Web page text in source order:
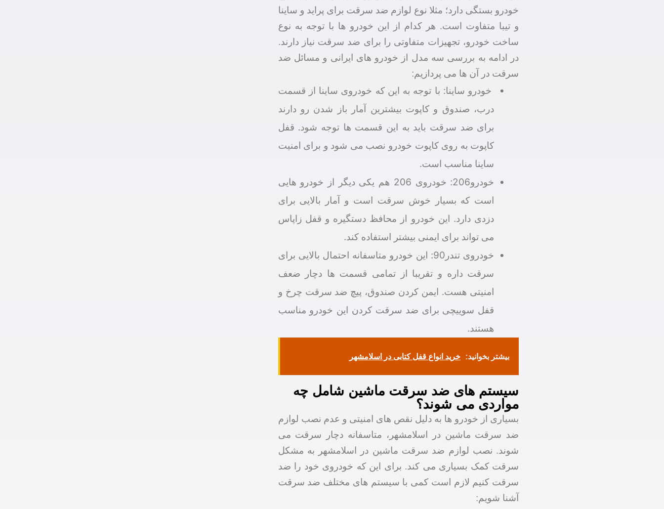
خودرو بستگی دارد؛ مثلا نوع لوازم ضد سرقت برای پراید و ساینا
و تیبا متفاوت است. هر کدام از این خودرو ها با توجه به نوع
ساخت خودرو، تجهیزات متفاوتی را برای ضد سرقت نیاز دارند.
در ادامه به بررسی سه مدل از خودرو های ایرانی و مسائل ضد
سرقت در آن ها می پردازیم:
خودرو ساینا: با توجه به این که خودروی ساینا از قسمت
درب، صندوق و کاپوت بیشترین آمار باز شدن رو دارند
برای ضد سرقت باید به این قسمت ها توجه شود. قفل
کاپوت به روی کاپوت خودرو نصب می شود و برای امنیت
ساینا مناسب است.
خودرو206: خودروی 206 هم یکی دیگر از خودرو هایی
است که بسیار خوش سرقت است و آمار بالایی برای
دزدی دارد. این خودرو از محافظ دستگیره و قفل زاپاس
می تواند برای ایمنی بیشتر استفاده کند.
خودروی تندر90: این خودرو متاسفانه احتمال بالایی برای
سرقت داره و تقریبا از تمامی قسمت ها دچار ضعف
امنیتی هست. ایمن کردن صندوق، پیچ ضد سرقت چرخ و
قفل سوییچی برای ضد سرقت کردن این خودرو مناسب
هستند.
بیشتر بخوانید: خرید انواع قفل کتابی در اسلامشهر
سیستم های ضد سرقت ماشین شامل چه
مواردی می شوند؟
بسیاری از خودرو ها به دلیل نقص های امنیتی و عدم نصب لوازم
ضد سرقت ماشین در اسلامشهر، متاسفانه دچار سرقت می
شوند. نصب لوازم ضد سرقت ماشین در اسلامشهر به مشکل
سرقت کمک بسیاری می کند. برای این که خودروی خود را ضد
سرقت کنیم لازم است کمی با سیستم های مختلف ضد سرقت
آشنا شویم: